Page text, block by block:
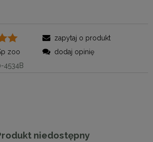
zoo
4534B
zapytaj o produkt
dodaj opinię
niedostępny